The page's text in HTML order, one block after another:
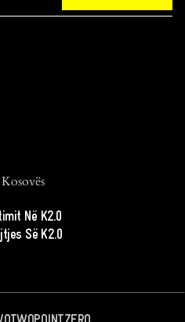
Në K2.0
Së K2.0